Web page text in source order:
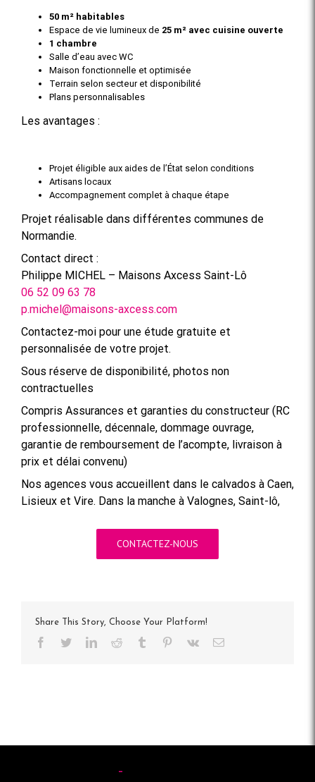
50 m² habitables
Espace de vie lumineux de 25 m² avec cuisine ouverte
1 chambre
Salle d’eau avec WC
Maison fonctionnelle et optimisée
Terrain selon secteur et disponibilité
Plans personnalisables
Les avantages :
Projet éligible aux aides de l’État selon conditions
Artisans locaux
Accompagnement complet à chaque étape
Projet réalisable dans différentes communes de
Normandie.
Contact direct :
Philippe MICHEL – Maisons Axcess Saint-Lô
06 52 09 63 78
p.michel@maisons-axcess.com
Contactez-moi pour une étude gratuite et
personnalisée de votre projet.
Sous réserve de disponibilité, photos non
contractuelles
Compris Assurances et garanties du constructeur (RC
professionnelle, décennale, dommage ouvrage,
garantie de remboursement de l’acompte, livraison à
prix et délai convenu)
Nos agences vous accueillent dans le calvados à Caen,
Lisieux et Vire. Dans la manche à Valognes, Saint-lô,
CONTACTEZ-NOUS
Share This Story, Choose Your Platform!
Facebook
TwitterLinkedInReddit Tumblr Pinterest
Vk Email